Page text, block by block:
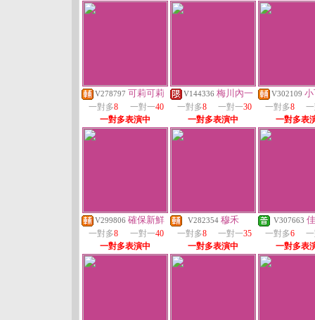
V278797 可莉可莉
一對多8 一對一40
一對多表演中
V144336 梅川內一
一對多8 一對一30
一對多表演中
V302109
一對多8
一對多表
V299806 確保新鮮
一對多8 一對一40
一對多表演中
V282354 穆禾
一對多8 一對一35
一對多表演中
V307663
一對多6
一對多表